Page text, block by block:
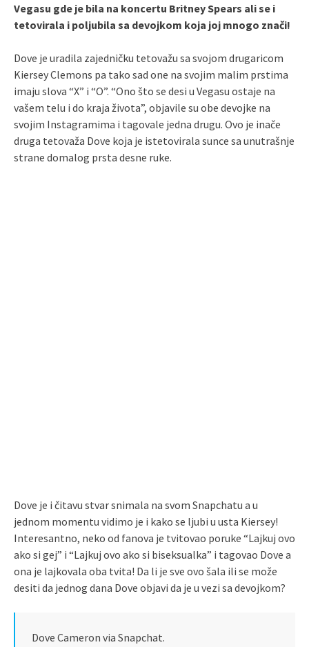
Vegasu gde je bila na koncertu Britney Spears ali se i
tetovirala i poljubila sa devojkom koja joj mnogo znači!
Dove je uradila zajedničku tetovažu sa svojom drugaricom
Kiersey Clemons pa tako sad one na svojim malim prstima
imaju slova “X” i “O”. “Ono što se desi u Vegasu ostaje na
vašem telu i do kraja života”, objavile su obe devojke na
svojim Instagramima i tagovale jedna drugu. Ovo je inače
druga tetovaža Dove koja je istetovirala sunce sa unutrašnje
strane domalog prsta desne ruke.
Dove je i čitavu stvar snimala na svom Snapchatu a u
jednom momentu vidimo je i kako se ljubi u usta Kiersey!
Interesantno, neko od fanova je tvitovao poruke “Lajkuj ovo
ako si gej” i “Lajkuj ovo ako si biseksualka” i tagovao Dove a
ona je lajkovala oba tvita! Da li je sve ovo šala ili se može
desiti da jednog dana Dove objavi da je u vezi sa devojkom?
Dove Cameron via Snapchat.